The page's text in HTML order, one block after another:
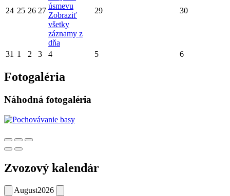
24 25 26 27
úsmevu
Zobraziť
všetky
záznamy z
dňa
29 30
31 1 2 3 4 5 6
Fotogaléria
Náhodná fotogaléria
Zvozový kalendár
August2026